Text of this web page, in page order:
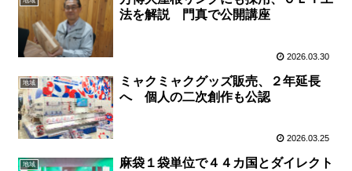
法を解説 門真で公開講座
2026.03.30
地域
ミャクミャクグッズ販売、２年延長
へ 個人の二次創作も公認
2026.03.25
地域
麻袋１袋単位で４４カ国とダイレクト